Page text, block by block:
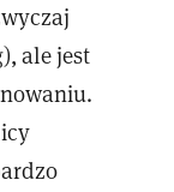
ale jest